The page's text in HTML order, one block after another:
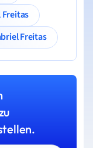
Freitas